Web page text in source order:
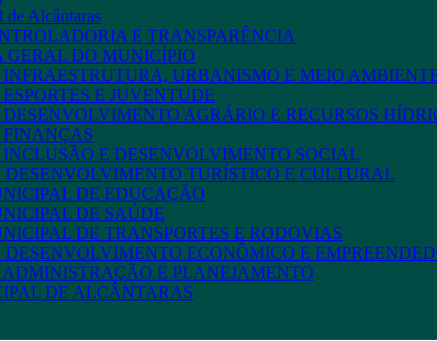
Alcântaras
E TRANSPARÊNCIA
GERAL DO MUNICÍPIO
INFRAESTRUTURA, URBANISMO E MEIO
E JUVENTUDE
AGRÁRIO E RECURSOS
FINANÇAS
INCLUSÃO E DESENVOLVIMENTO SOCIAL
DESENVOLVIMENTO TURÍSTICO E CULTURAL
DE EDUCAÇÃO
DE SAÚDE
DE TRANSPORTES E RODOVIAS
DESENVOLVIMENTO ECONÔMICO E
ADMINISTRAÇÃO E PLANEJAMENTO
DE ALCÂNTARAS